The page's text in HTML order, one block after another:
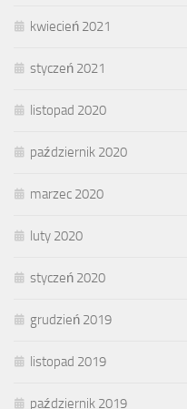
kwiecień 2021
styczeń 2021
listopad 2020
październik 2020
marzec 2020
luty 2020
styczeń 2020
grudzień 2019
listopad 2019
październik 2019